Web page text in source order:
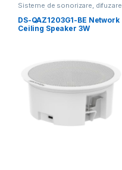
Sisteme de sonorizare, difuzare
muzicală
DS-QAZ1203G1-BE Network
Ceiling Speaker 3W